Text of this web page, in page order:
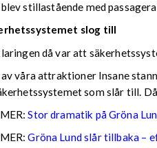
stillastående med
slog till
då var att
av våra attraktioner Insane
som slår till.
Stor dramatik på Gröna
Gröna Lund slår tillbaka –